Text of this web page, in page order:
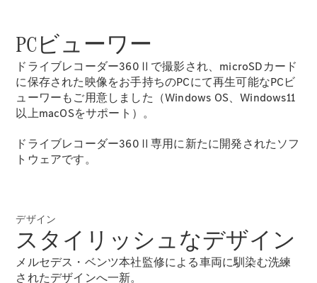
Class
G-Class
試乗リクエ
スト
オンライン
ム
Stationwagon
All
PCビューワー
ドライブレコーダー360Ⅱで撮影され、microSDカード
に保存された映像をお手持ちのPCにて再生可能なPCビ
ューワーもご用意しました（Windows OS、Windows11
以上macOSをサポート）。
ドライブレコーダー360Ⅱ専用に新たに開発されたソフ
トウェアです。
デザイン
スタイリッシュなデザイン
メルセデス・ベンツ本社監修による車両に馴染む洗練
されたデザインへ一新。